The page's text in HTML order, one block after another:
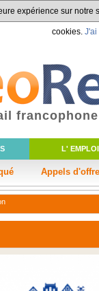
expérience sur
cookies. J'ai
L' EMPLOI
Appels